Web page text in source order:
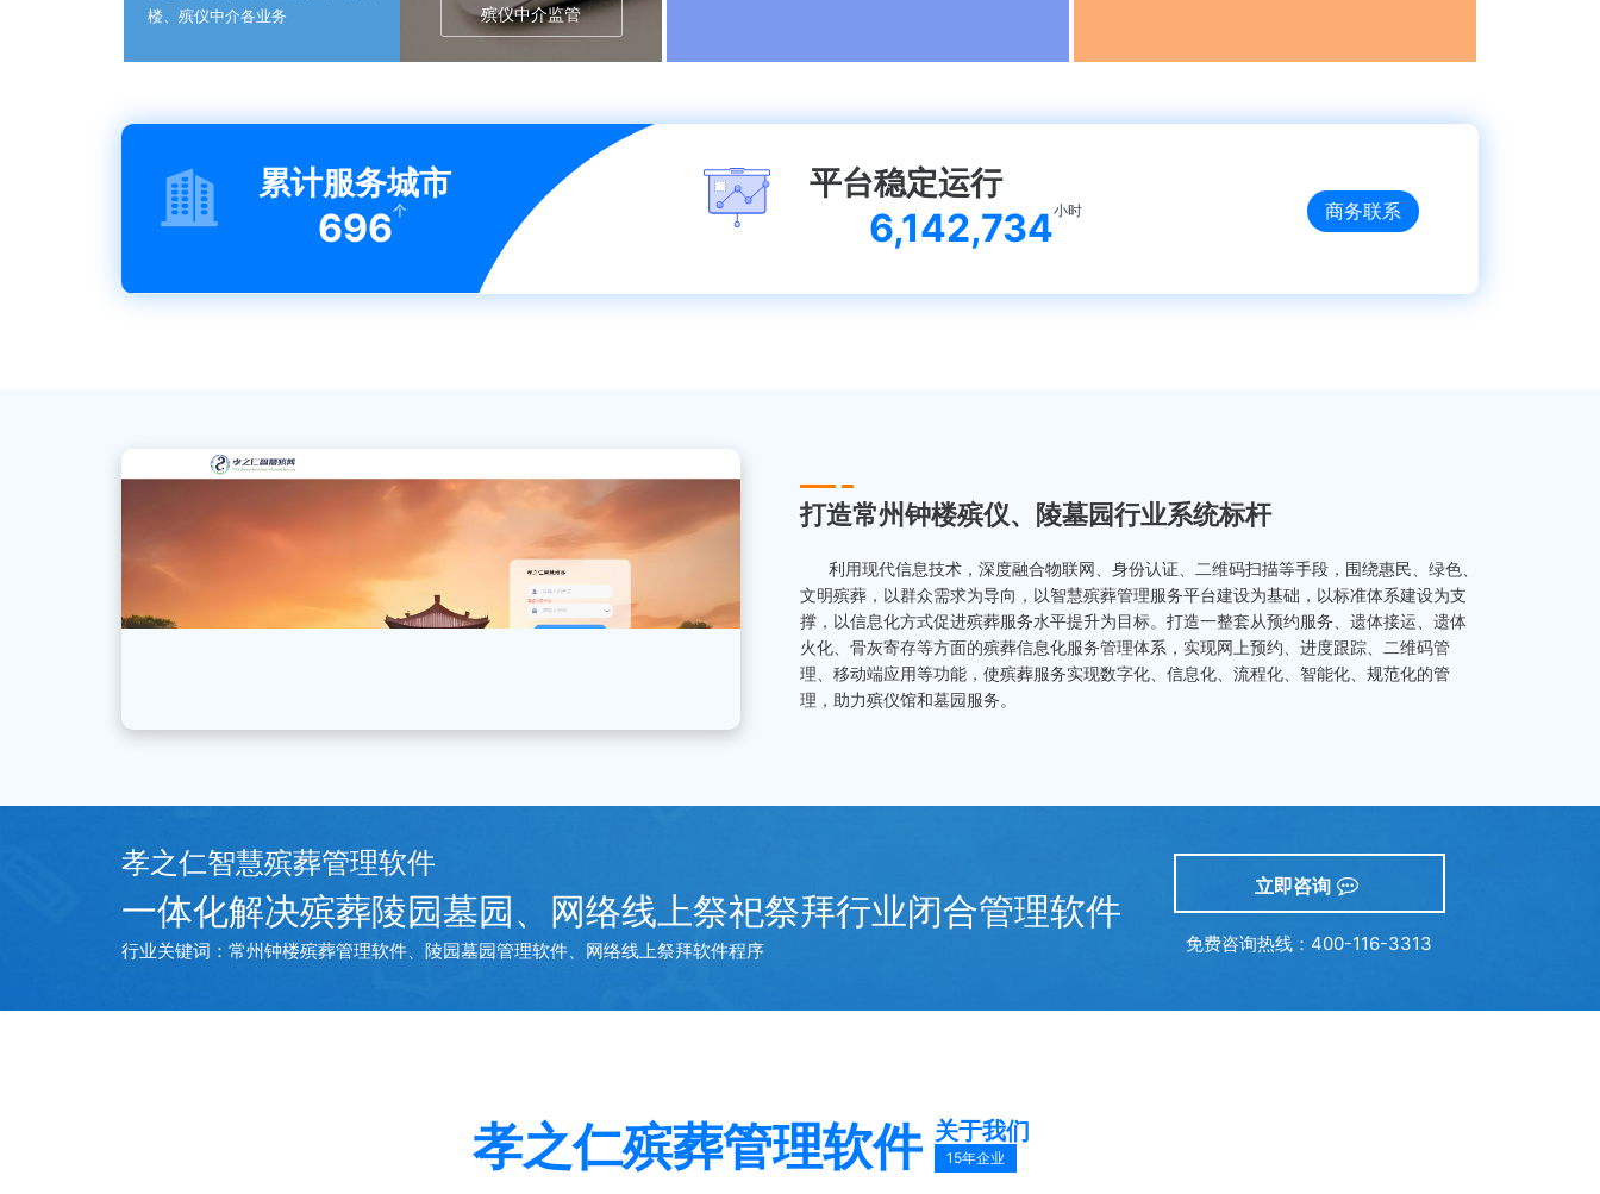
楼、殡仪中介各业务
殡仪中介监管
累计服务城市
696个
平台稳定运行
6,142,734小时 商务联系
打造常州钟楼殡仪、陵墓园行业系统标杆
利用现代信息技术，深度融合物联网、身份认证、二维码扫描等手段，围绕惠民、绿色、
文明殡葬，以群众需求为导向，以智慧殡葬管理服务平台建设为基础，以标准体系建设为支
撑，以信息化方式促进殡葬服务水平提升为目标。打造一整套从预约服务、遗体接运、遗体
火化、骨灰寄存等方面的殡葬信息化服务管理体系，实现网上预约、进度跟踪、二维码管
理、移动端应用等功能，使殡葬服务实现数字化、信息化、流程化、智能化、规范化的管
理，助力殡仪馆和墓园服务。
孝之仁智慧殡葬管理软件
一体化解决殡葬陵园墓园、网络线上祭祀祭拜行业闭合管理软件
行业关键词：常州钟楼殡葬管理软件、陵园墓园管理软件、网络线上祭拜软件程序
立即咨询
免费咨询热线：400-116-3313
孝之仁殡葬管理软件 关于我们
15年企业